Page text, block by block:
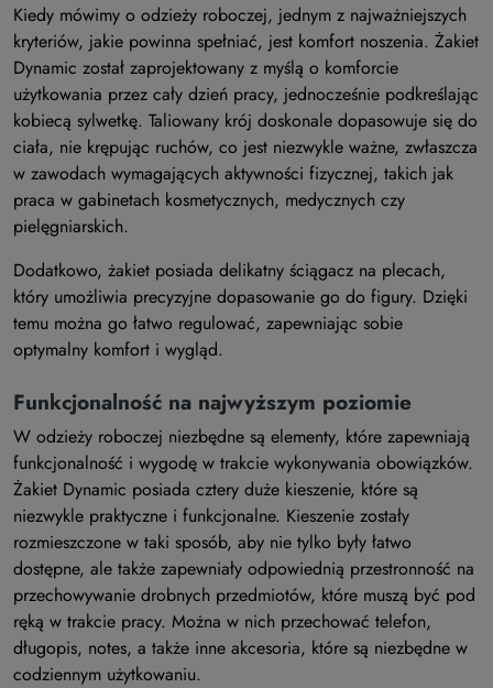
Kiedy mówimy o odzieży roboczej, jednym z najważniejszych
kryteriów, jakie powinna spełniać, jest komfort noszenia. Żakiet
Dynamic został zaprojektowany z myślą o komforcie
użytkowania przez cały dzień pracy, jednocześnie podkreślając
kobiecą sylwetkę. Taliowany krój doskonale dopasowuje się do
ciała, nie krępując ruchów, co jest niezwykle ważne, zwłaszcza
w zawodach wymagających aktywności fizycznej, takich jak
praca w gabinetach kosmetycznych, medycznych czy
pielęgniarskich.
Dodatkowo, żakiet posiada delikatny ściągacz na plecach,
który umożliwia precyzyjne dopasowanie go do figury. Dzięki
temu można go łatwo regulować, zapewniając sobie
optymalny komfort i wygląd.
Funkcjonalność na najwyższym poziomie
W odzieży roboczej niezbędne są elementy, które zapewniają
funkcjonalność i wygodę w trakcie wykonywania obowiązków.
Żakiet Dynamic posiada cztery duże kieszenie, które są
niezwykle praktyczne i funkcjonalne. Kieszenie zostały
rozmieszczone w taki sposób, aby nie tylko były łatwo
dostępne, ale także zapewniały odpowiednią przestronność na
przechowywanie drobnych przedmiotów, które muszą być pod
ręką w trakcie pracy. Można w nich przechować telefon,
długopis, notes, a także inne akcesoria, które są niezbędne w
codziennym użytkowaniu.